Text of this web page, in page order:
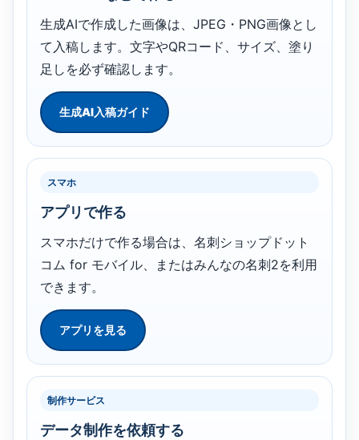
生成AIで作成した画像は、JPEG・PNG画像とし
て入稿します。文字やQRコード、サイズ、塗り
足しを必ず確認します。
生成AI入稿ガイド
スマホ
アプリで作る
スマホだけで作る場合は、名刺ショップドット
コム for モバイル、またはみんなの名刺2を利用
できます。
アプリを見る
制作サービス
データ制作を依頼する